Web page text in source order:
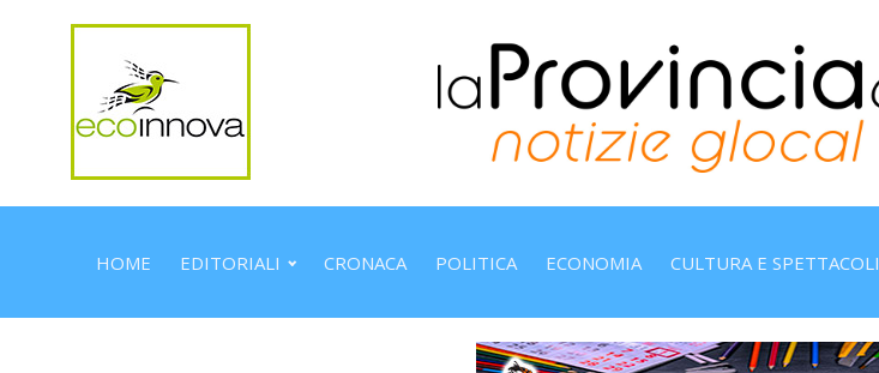
HOME EDITORIALI CRONACA POLITICA ECONOMIA CULTURA E SPETTACOLI